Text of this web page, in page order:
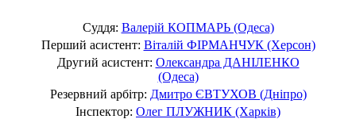
Суддя: Валерій КОПМАРЬ (Одеса)
Перший асистент: Віталій ФІРМАНЧУК (Херсон)
Другий асистент: Олександра ДАНІЛЕНКО
(Одеса)
Резервний арбітр: Дмитро ЄВТУХОВ (Дніпро)
Інспектор: Олег ПЛУЖНИК (Харків)